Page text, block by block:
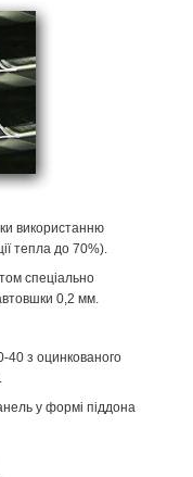
використанню
тепла до 70%).
спеціально
0,2 мм.
40 з оцинкованого
у формі піддона